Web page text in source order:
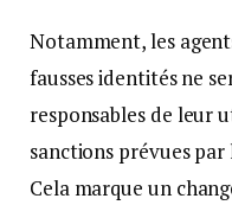
Notamment, les
fausses identités ne
responsables de leur
sanctions prévues
Cela marque un